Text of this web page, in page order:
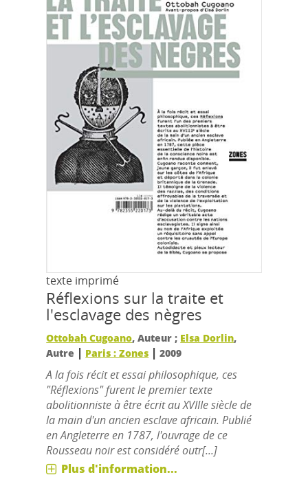
texte imprimé
Réflexions sur la traite et
l'esclavage des nègres
Ottobah Cugoano, Auteur ; Elsa Dorlin,
Autre | Paris : Zones |2009
A la fois récit et essai philosophique, ces
"Réflexions" furent le premier texte
abolitionniste à être écrit au XVIIIe siècle de
la main d'un ancien esclave africain. Publié
en Angleterre en 1787, l'ouvrage de ce
Rousseau noir est considéré outr[...]
Plus d'information...